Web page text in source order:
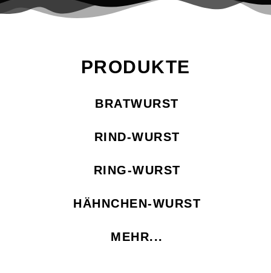
PRODUKTE
BRATWURST
RIND-WURST
RING-WURST
HÄHNCHEN-WURST
MEHR...